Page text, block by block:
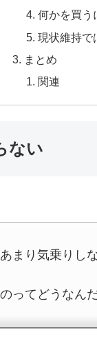
何かを買う
現状維持で
まとめ
関連
ない
まり気乗りし
ってどうなんだ